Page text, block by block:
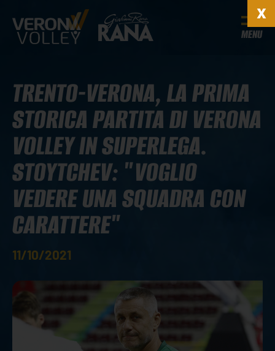
MENU
TRENTO-VERONA, LA PRIMA
STORICA PARTITA DI VERONA
VOLLEY IN SUPERLEGA.
STOYTCHEV: "VOGLIO
VEDERE UNA SQUADRA CON
CARATTERE"
11/10/2021